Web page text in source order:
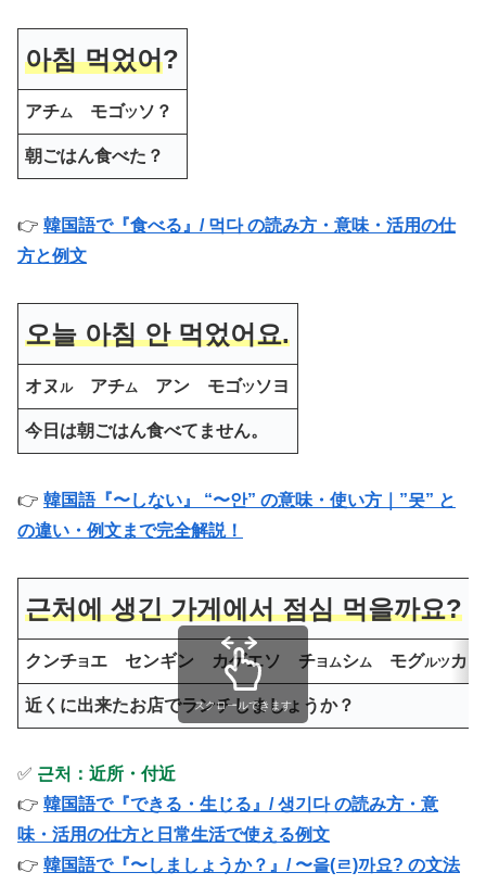
아침 먹었어?
アチム モゴツソ？
朝ごはん食べた？
👉 韓国語で『食べる』/ 먹다 の読み方・意味・活用の仕
方と例文
오늘 아침 안 먹었어요.
オヌルアチム アン モゴツソヨ
今日は朝ごはん食べてません。
👉 韓国語『〜しない』 “〜안” の意味・使い方｜”못” と
の違い・例文まで完全解説！
근처에 생긴 가게에서 점심 먹을까요?
クンチヨ エ センギン カゲエソ チヨムシム モグルツカ
近くに出来たお店でランチしましょうか？
スクロールできます
✅ 근처：近所・付近
👉 韓国語で『できる・生じる』/ 생기다 の読み方・意
味・活用の仕方と日常生活で使える例文
👉 韓国語で『〜しましょうか？』/ 〜을(ㄹ)까요? の文法